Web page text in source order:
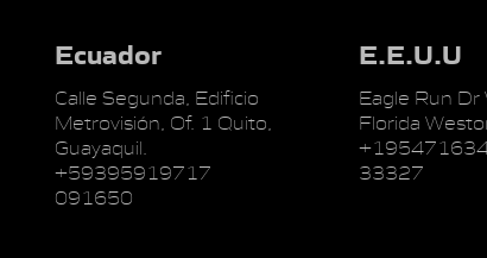
Ecuador
Calle Segunda, Edificio
Metrovisión, Of. 1 Quito,
Guayaquil.
+59395919717
091650
E.E.U.U
Eagle Run Dr
Florida
33327